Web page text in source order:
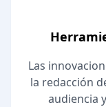
Las
la redacción
audiencia